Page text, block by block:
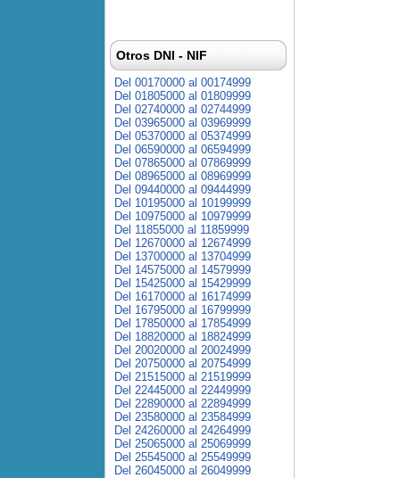
Otros DNI - NIF
Del 00170000 al 00174999
Del 01805000 al 01809999
Del 02740000 al 02744999
Del 03965000 al 03969999
Del 05370000 al 05374999
Del 06590000 al 06594999
Del 07865000 al 07869999
Del 08965000 al 08969999
Del 09440000 al 09444999
Del 10195000 al 10199999
Del 10975000 al 10979999
Del 11855000 al 11859999
Del 12670000 al 12674999
Del 13700000 al 13704999
Del 14575000 al 14579999
Del 15425000 al 15429999
Del 16170000 al 16174999
Del 16795000 al 16799999
Del 17850000 al 17854999
Del 18820000 al 18824999
Del 20020000 al 20024999
Del 20750000 al 20754999
Del 21515000 al 21519999
Del 22445000 al 22449999
Del 22890000 al 22894999
Del 23580000 al 23584999
Del 24260000 al 24264999
Del 25065000 al 25069999
Del 25545000 al 25549999
Del 26045000 al 26049999